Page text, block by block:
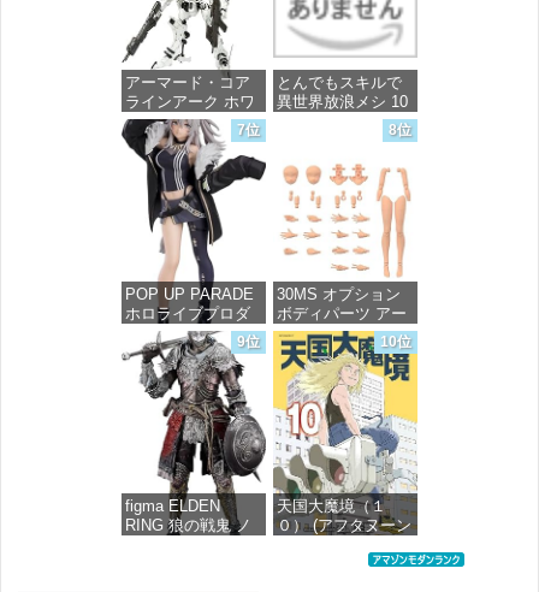
価格：¥4,800
アーマード・コア
ラインアーク ホワ
イト・グリント 全
高約160mm 1/72ス
ケール プラモデル
価格：¥7,367
とんでもスキルで
異世界放浪メシ 10
(ガルドコミックス)
価格：¥726
7位
POP UP PARADE
ホロライブプロダ
クション 獅白ぼた
ん ノンスケール プ
ラスチック製 塗装
済み完成品フィギ
価格：¥4,676
8位
30MS オプション
ボディパーツ アー
ムパーツ&レッグパ
ーツ [カラーC] 色
分け済みプラモデ
ル
価格：¥1,949
9位
figma ELDEN
RING 狼の戦鬼 ノ
10位
天国大魔境（１
０） (アフタヌーン